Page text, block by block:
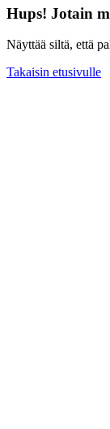
Hups! Jotain
Näyttää siltä, että
Takaisin etusivulle